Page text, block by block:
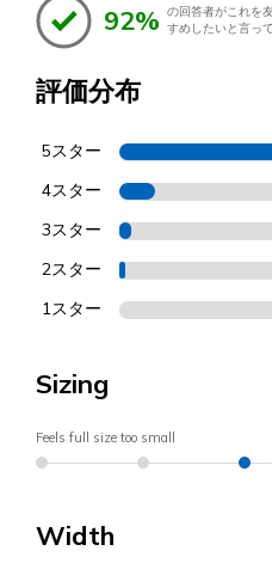
92% の回答者がこれを
すめしたいと言っ
評価分布
5スター
4スター
3スター
2スター
1スター
Sizing
Feels full size too small
Width